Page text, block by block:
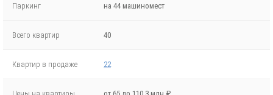
Паркинг на 44 машиномест
Всего квартир 40
Квартир в продаже 22